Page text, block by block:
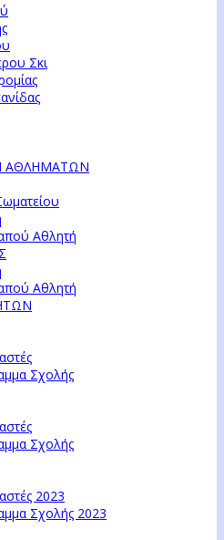
Σκι
ΑΘΛΗΜΑΤΩΝ
Αθλητή
Αθλητή
Σχολής
Σχολής
2023
Σχολής 2023